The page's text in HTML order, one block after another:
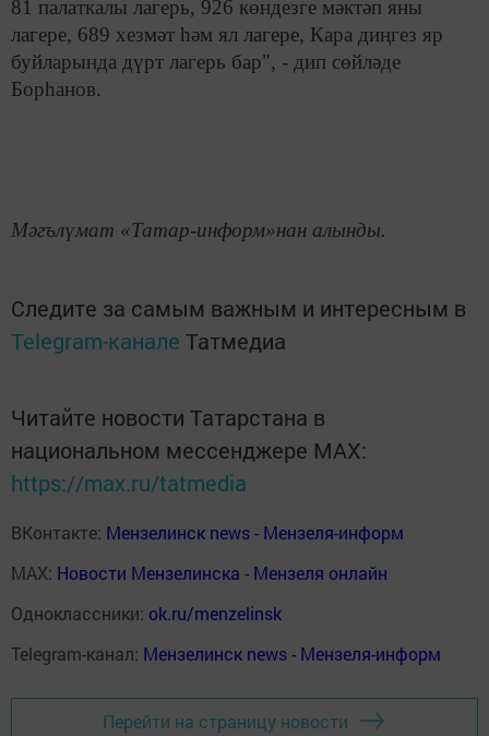
81 палаткалы лагерь, 926 көндезге мәктәп яны
лагере, 689 хезмәт һәм ял лагере, Кара диңгез яр
буйларында дүрт лагерь бар", - дип сөйләде
Борһанов.
Мәгълүмат «Татар-информ»нан алынды.
Следите за самым важным и интересным в
Telegram-канале Татмедиа
Читайте новости Татарстана в
национальном мессенджере MАХ:
https://max.ru/tatmedia
ВКонтакте: Мензелинск news - Мензеля-информ
MAX: Новости Мензелинска - Мензеля онлайн
Одноклассники: ok.ru/menzelinsk
Telegram-канал: Мензелинск news - Мензеля-информ
Перейти на страницу новости